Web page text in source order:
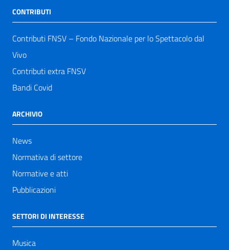
CONTRIBUTI
Contributi FNSV – Fondo Nazionale per lo Spettacolo dal
Vivo
Contributi extra FNSV
Bandi Covid
ARCHIVIO
News
Normativa di settore
Normative e atti
Pubblicazioni
SETTORI DI INTERESSE
Musica